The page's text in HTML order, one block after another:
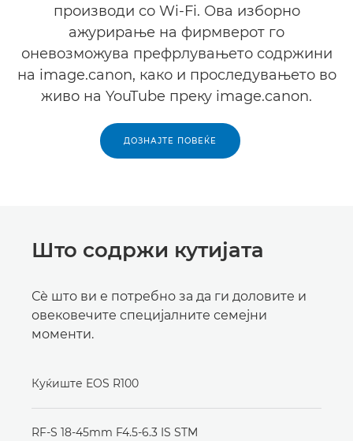
производи со Wi-Fi. Ова изборно
ажурирање на фирмверот го
оневозможува префрлувањето содржини
на image.canon, како и проследувањето во
живо на YouTube преку image.canon.
ДОЗНАЈТЕ ПОВЕЌЕ
Што содржи кутијата
Сѐ што ви е потребно за да ги доловите и
овековечите специјалните семејни
моменти.
Куќиште EOS R100
RF-S 18-45mm F4.5-6.3 IS STM